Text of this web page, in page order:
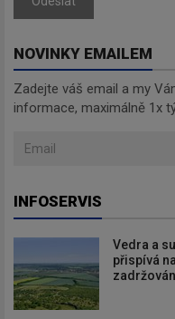
NOVINKY EMAILEM
Zadejte váš email a my
informace, maximálně 1x
INFOSERVIS
Vedra a
přispívá